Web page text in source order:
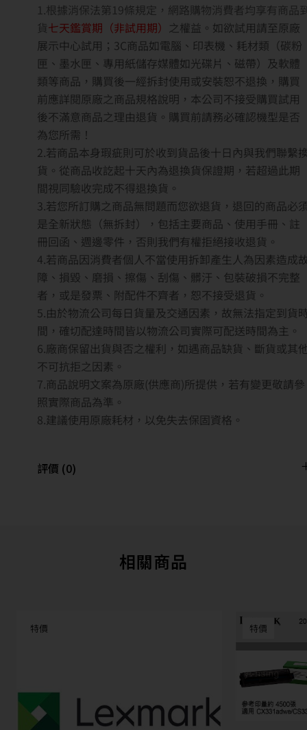
1.根據消保法第19條規定，網路購物消費者均享有商品
貨七天鑑賞期（非試用期） 之權益。如欲試用請至原廠
展示中心試用；3C商品如電腦、印表機、耗材類（碳粉
匣、墨水匣、專用紙儲存媒體如光碟片、磁帶）及軟體
類等商品，購買後一經拆封使用或安裝恕不退換，購買
前應詳閱原廠之商品規格說明，本公司不接受購買試用
後不滿意商品之理由退貨。購買前請務必確認機型是否
為您所需！
2.若商品本身瑕疵則可於收到貨品後十日內與我們聯繫
貨。從商品收訖起十天內為退換貨保證期，若超過此期
間視同驗收完成不得退換貨。
3.若您所訂購之商品無問題而您欲退貨，退回的商品必
是全新狀態（無拆封），包括主要商品、使用手冊、註
冊回函、週邊零件，否則我們有權拒絕接收退貨。
4.若商品因消費者個人不當使用拆卸產生人為因素造成
障、損毀、磨損、擦傷、刮傷、髒汙、包裝破損不完整
者，或是發票、附配件不齊者，恕不接受退貨。
5.由於物流公司每日貨量及交通因素，故無法指定到貨
間，確切配達時間皆以物流公司實際可配送時間為主。
6.廠商保留出貨與否之權利，如遇商品缺貨、斷貨或其
不可抗拒之因素。
7.商品說明文案為原廠(供應商)所提供，若有變更敬請參
照實際商品為準。
8.建議使用原廠耗材，以免失去保固資格。
評價 (0)
相關商品
特價 特價